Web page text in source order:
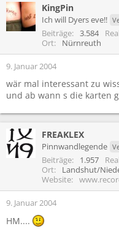
KingPin
Ich will Dyers eve!!
Beiträge 3.584
Ort
Nürnreuth
9. Januar 2004
wär mal interessant zu
und ab wann s die karten
FREAKLEX
Pinnwandlegende
Beiträge 1.957
Ort
Landshut/
Website
9. Januar 2004
HM....